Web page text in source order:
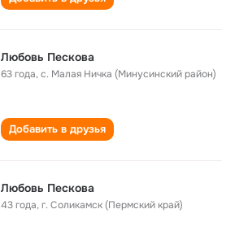
Любовь Пескова
63 года,с. Малая Ничка (Минусинский район)
Добавить в друзья
Любовь Пескова
43 года,г. Соликамск (Пермский край)